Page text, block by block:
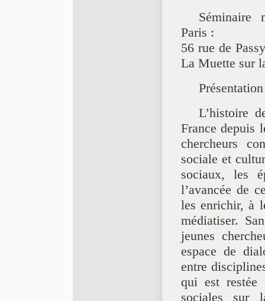
Séminaire
Paris :
56 rue de
La Muette sur
L’histoire
France depuis
chercheurs
sociale et
sociaux, les
l’avancée de
les enrichir, à
médiatiser.
jeunes
espace de
entre
qui est restée
sociales sur